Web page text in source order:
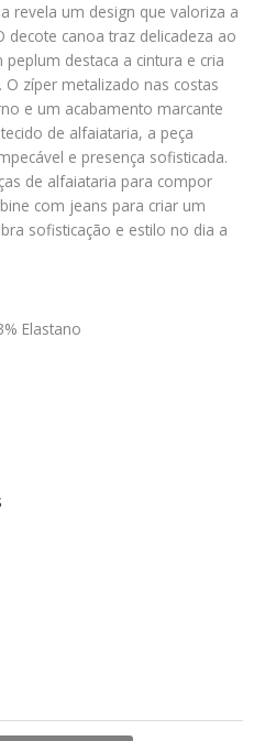
revela um design que valoriza a
decote canoa traz delicadeza ao
destaca a cintura e cria
zíper metalizado nas costas
e um acabamento marcante
de alfaiataria, a peça
e presença sofisticada.
de alfaiataria para compor
com jeans para criar um
sofisticação e estilo no dia a
Elastano